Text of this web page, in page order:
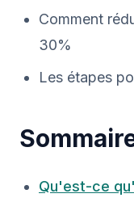
Comment
30%
Les étapes
Qu'est-ce